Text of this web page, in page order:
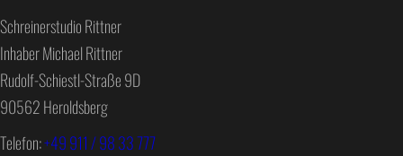
Schreinerstudio Rittner
Inhaber Michael Rittner
Rudolf-Schiestl-Straße 9D
90562 Heroldsberg
Telefon:+49 911 / 98 33 777